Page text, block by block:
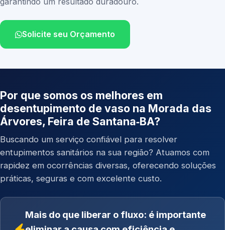
Solicite seu Orçamento
Por que somos os melhores em
desentupimento de vaso na Morada das
Árvores, Feira de Santana‑BA?
Buscando um serviço confiável para resolver
entupimentos sanitários na sua região? Atuamos com
rapidez em ocorrências diversas, oferecendo soluções
práticas, seguras e com excelente custo.
Mais do que liberar o fluxo: é importante